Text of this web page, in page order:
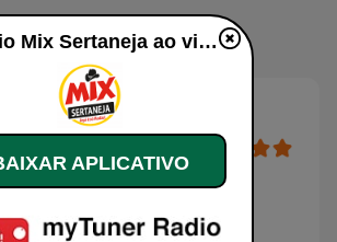
Sertaneja
Rádio Mix Sertaneja ao vivo
APLICATIVO